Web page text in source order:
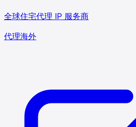
全球住宅代理 IP 服务商
代理海外